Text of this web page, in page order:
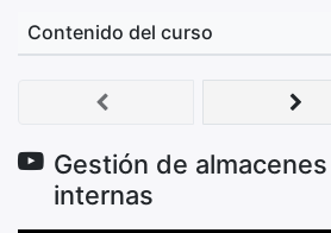
Contenido del curso
Gestión de
internas